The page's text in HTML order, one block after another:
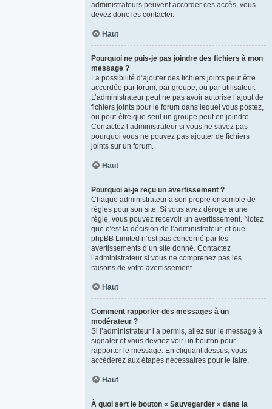
administrateurs peuvent accorder ces accès, vous
devez donc les contacter.
Haut
Pourquoi ne puis-je pas joindre des fichiers à mon
message ?
La possibilité d’ajouter des fichiers joints peut être
accordée par forum, par groupe, ou par utilisateur.
L’administrateur peut ne pas avoir autorisé l’ajout de
fichiers joints pour le forum dans lequel vous postez,
ou peut-être que seul un groupe peut en joindre.
Contactez l’administrateur si vous ne savez pas
pourquoi vous ne pouvez pas ajouter de fichiers
joints sur un forum.
Haut
Pourquoi ai-je reçu un avertissement ?
Chaque administrateur a son propre ensemble de
règles pour son site. Si vous avez dérogé à une
règle, vous pouvez recevoir un avertissement. Notez
que c’est la décision de l’administrateur, et que
phpBB Limited n’est pas concerné par les
avertissements d’un site donné. Contactez
l’administrateur si vous ne comprenez pas les
raisons de votre avertissement.
Haut
Comment rapporter des messages à un
modérateur ?
Si l’administrateur l’a permis, allez sur le message à
signaler et vous devriez voir un bouton pour
rapporter le message. En cliquant dessus, vous
accéderez aux étapes nécessaires pour le faire.
Haut
À quoi sert le bouton « Sauvegarder » dans la